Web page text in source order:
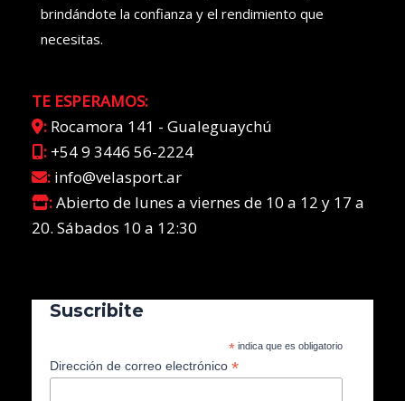
brindándote la confianza y el rendimiento que
necesitas.
TE ESPERAMOS:
: Rocamora 141 - Gualeguaychú
: +54 9 3446 56-2224
: info@velasport.ar
:Abierto de lunes a viernes de 10 a 12 y 17 a
20. Sábados 10 a 12:30
Suscribite
* indica que es obligatorio
Dirección de correo electrónico *